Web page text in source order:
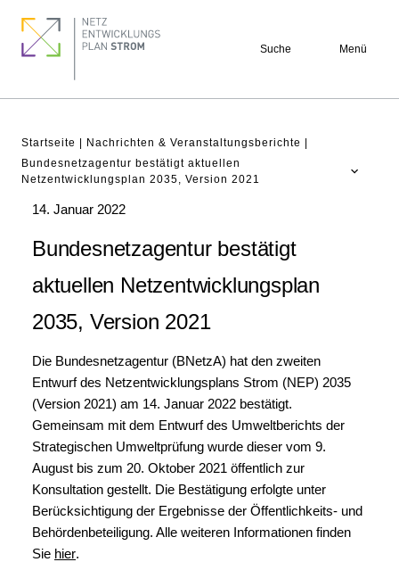
zum
Inhalt
Suche Menü
Pfadnavigation
Startseite
Nachrichten & Veranstaltungsberichte
Bundesnetzagentur bestätigt aktuellen
Netzentwicklungsplan 2035, Version 2021
NEP Aktuell
Beteiligung
Archiv
14. Januar 2022
Bundesnetzagentur bestätigt
aktuellen Netzentwicklungsplan
2035, Version 2021
Die Bundesnetzagentur (BNetzA) hat den zweiten
Entwurf des Netzentwicklungsplans Strom (NEP) 2035
(Version 2021) am 14. Januar 2022 bestätigt.
Gemeinsam mit dem Entwurf des Umweltberichts der
Strategischen Umweltprüfung wurde dieser vom 9.
August bis zum 20. Oktober 2021 öffentlich zur
Konsultation gestellt. Die Bestätigung erfolgte unter
Berücksichtigung der Ergebnisse der Öffentlichkeits- und
Behördenbeteiligung. Alle weiteren Informationen finden
Sie hier.
quick
links